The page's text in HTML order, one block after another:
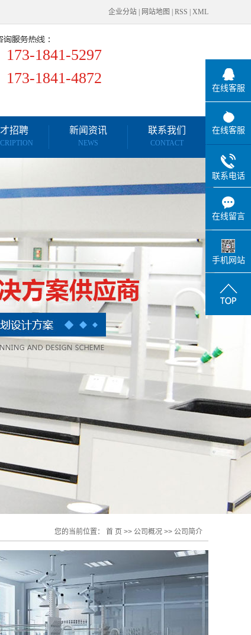
企业分站 网站地图 RSS XML
173-1841-5297
173-1841-4872
招聘 新闻资讯
NEWS
行业新闻
联系我们
CONTACT
您的当前位置： 首 页 >> 公司概况 >> 公司简介
在线客服
在线客服
联系电话
在线留言
手机网站